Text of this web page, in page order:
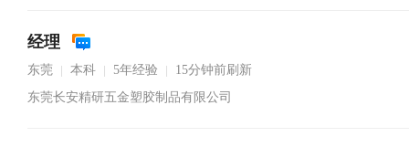
经理
东莞 本科 5年经验
15分钟前刷新
东莞长安精研五金塑胶制品有限公司